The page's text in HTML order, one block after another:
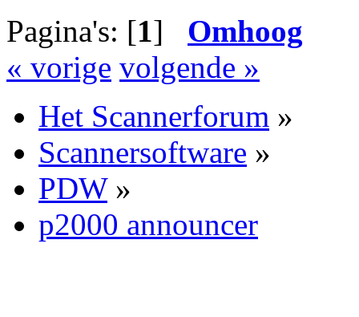
Pagina's: [1] Omhoog
« vorige volgende »
Het Scannerforum »
Scannersoftware »
PDW»
p2000 announcer